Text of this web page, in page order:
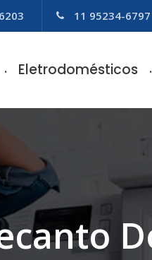
11 95234-6797
Eletrodomésticos